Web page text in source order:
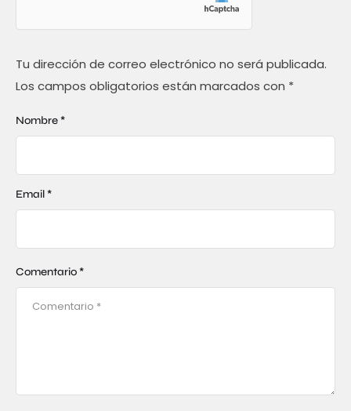
Tu dirección de correo electrónico no será publicada.
Los campos obligatorios están marcados con *
Comentario *
Nombre *
Email *